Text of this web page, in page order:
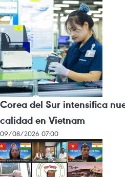
Corea del Sur intensifica
calidad en Vietnam
09/08/2026 07:00